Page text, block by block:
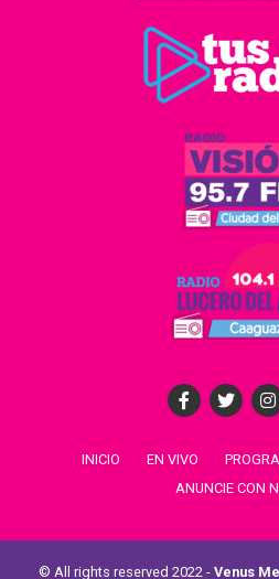
INICIO EN VIVO
ANUNCIE CON
© All rights reserved 2022 - Venus